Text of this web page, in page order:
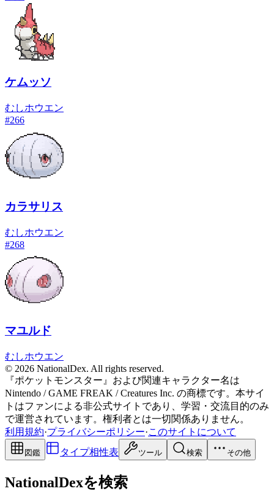
ケムッソ
むしホウエン
#266
カラサリス
むしホウエン
#268
マユルド
むしホウエン
© 2026 NationalDex. All rights reserved.
『ポケットモンスター』および関連キャラクター名は
Nintendo / GAME FREAK / Creatures Inc. の商標です。本サイ
トはファンによる非公式サイトであり、学習・交流目的のみ
で運営されています。権利者とは一切関係ありません。
利用規約·プライバシーポリシー·このサイトについて
図鑑 タイプ相性表 ツール 検索 その他
NationalDexを検索